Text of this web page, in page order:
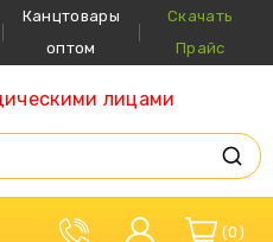
Канцтовары
оптом
Скачать
Прайс
лицами
0